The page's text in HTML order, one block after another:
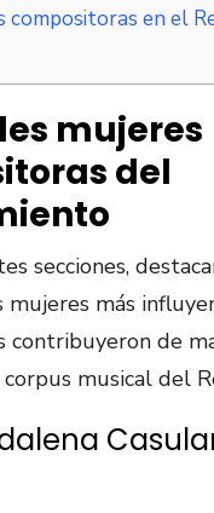
compositoras en el
mujeres
del
secciones,
mujeres más
contribuyeron de
musical del